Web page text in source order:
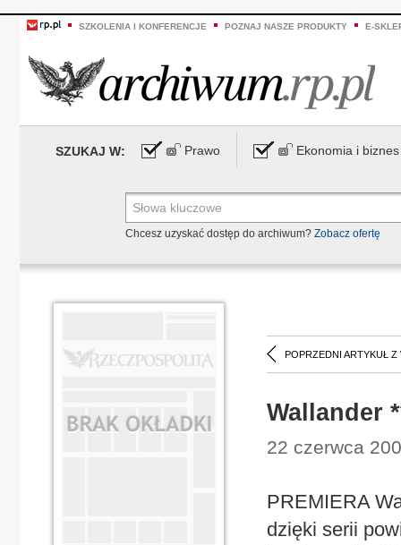
SZKOLENIA I KONFERENCJE POZNAJ NASZE PRODUKTY E-
SZUKAJ W: Prawo Ekonomia i biznes
Chcesz uzyskać dostęp do archiwum? Zobacz ofertę
POPRZEDNI ARTYKUŁ Z
Wallander
22 czerwca
PREMIERA
dzięki serii